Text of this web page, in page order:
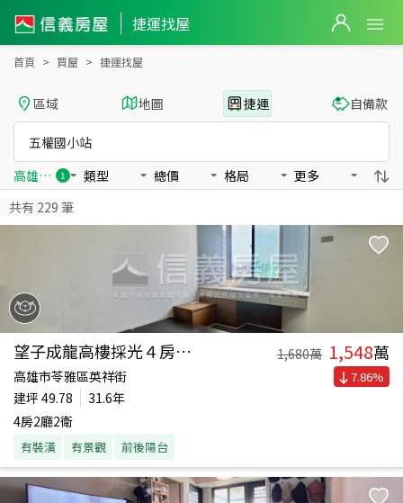
捷運找屋
五權國小站捷運找屋
首頁 買屋 捷運找屋
區域 地圖 捷運 自備款
五權國小站
高雄環狀輕軌
1 類型 總價 格局
更多
共有 229 筆
望子成龍高樓採光４房平車 1,680萬 1,548萬
高雄市苓雅區英祥街
建坪 49.78
31.6年
4房2廳2衛
有裝潢 有景觀 前後陽台
7.86%